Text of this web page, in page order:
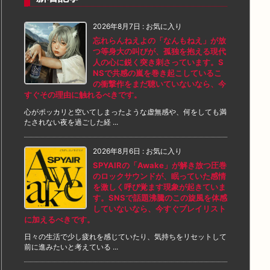
2026年8月7日 : お気に入り
忘れらんねえよの「なんもねえ」が放
つ等身大の叫びが、孤独を抱える現代
人の心に鋭く突き刺さっています。S
NSで共感の嵐を巻き起こしているこ
の衝撃作をまだ聴いていないなら、今
すぐその理由に触れるべきです。
心がポッカリと空いてしまったような虚無感や、何をしても満
たされない夜を過ごした経 ...
2026年8月6日 : お気に入り
SPYAIRの「Awake」が解き放つ圧巻
のロックサウンドが、眠っていた感情
を激しく呼び覚ます現象が起きていま
す。SNSで話題沸騰のこの旋風を体感
していないなら、今すぐプレイリスト
に加えるべきです。
日々の生活で少し疲れを感じていたり、気持ちをリセットして
前に進みたいと考えている ...